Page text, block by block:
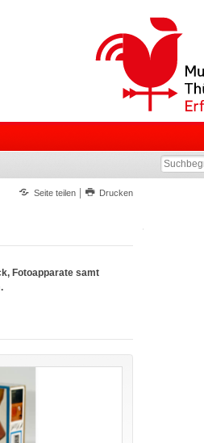
Seite teilen Drucken
Fotoapparate samt